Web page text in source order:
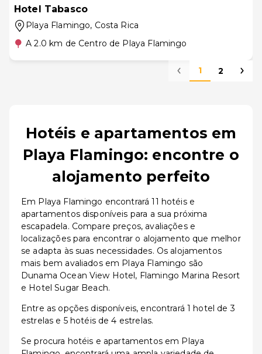
Hotel Tabasco
Playa Flamingo, Costa Rica
A 2.0 km de Centro de Playa Flamingo
1 2
Hotéis e apartamentos em
Playa Flamingo: encontre o
alojamento perfeito
Em Playa Flamingo encontrará 11 hotéis e
apartamentos disponíveis para a sua próxima
escapadela. Compare preços, avaliações e
localizações para encontrar o alojamento que melhor
se adapta às suas necessidades. Os alojamentos
mais bem avaliados em Playa Flamingo são
Dunama Ocean View Hotel, Flamingo Marina Resort
e Hotel Sugar Beach.
Entre as opções disponíveis, encontrará 1 hotel de 3
estrelas e 5 hotéis de 4 estrelas.
Se procura hotéis e apartamentos em Playa